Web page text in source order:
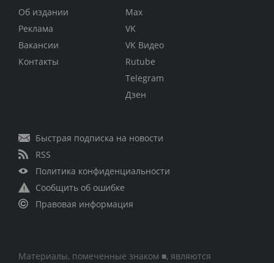
Об издании
Реклама
Вакансии
Контакты
Max
VK
VK Видео
Rutube
Telegram
Дзен
Быстрая подписка на новости
RSS
Политика конфиденциальности
Сообщить об ошибке
Правовая информация
Материалы, помеченные знаком ■, являются